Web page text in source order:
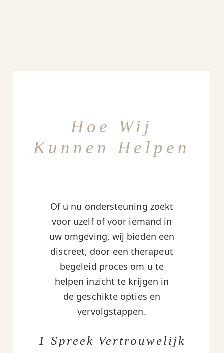
Hoe Wij
Kunnen Helpen
Of u nu ondersteuning zoekt
voor uzelf of voor iemand in
uw omgeving, wij bieden een
discreet, door een therapeut
begeleid proces om u te
helpen inzicht te krijgen in
de geschikte opties en
vervolgstappen.
1 Spreek Vertrouwelijk